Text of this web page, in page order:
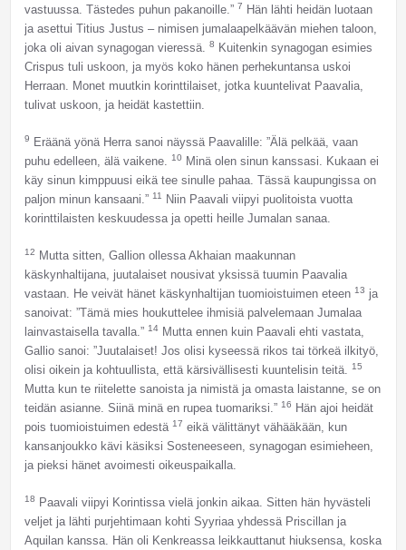
vastuussa. Tästedes puhun pakanoille.” 7
Hän lähti heidän luotaan
ja asettui Titius Justus – nimisen jumalaapelkäävän miehen taloon,
joka oli aivan synagogan vieressä. 8
Kuitenkin synagogan esimies
Crispus tuli uskoon, ja myös koko hänen perhekuntansa uskoi
Herraan. Monet muutkin korinttilaiset, jotka kuuntelivat Paavalia,
tulivat uskoon, ja heidät kastettiin.
9
Eräänä yönä Herra sanoi näyssä Paavalille: ”Älä pelkää, vaan
puhu edelleen, älä vaikene. 10
Minä olen sinun kanssasi. Kukaan ei
käy sinun kimppuusi eikä tee sinulle pahaa. Tässä kaupungissa on
paljon minun kansaani.” 11
Niin Paavali viipyi puolitoista vuotta
korinttilaisten keskuudessa ja opetti heille Jumalan sanaa.
12
Mutta sitten, Gallion ollessa Akhaian maakunnan
käskynhaltijana, juutalaiset nousivat yksissä tuumin Paavalia
vastaan. He veivät hänet käskynhaltijan tuomioistuimen eteen 13 ja
sanoivat: ”Tämä mies houkuttelee ihmisiä palvelemaan Jumalaa
lainvastaisella tavalla.” 14Mutta ennen kuin Paavali ehti vastata,
Gallio sanoi: ”Juutalaiset! Jos olisi kyseessä rikos tai törkeä ilkityö,
olisi oikein ja kohtuullista, että kärsivällisesti kuuntelisin teitä. 15
Mutta kun te riitelette sanoista ja nimistä ja omasta laistanne, se on
teidän asianne. Siinä minä en rupea tuomariksi.” 16
Hän ajoi heidät
pois tuomioistuimen edestä 17 eikä välittänyt vähääkään, kun
kansanjoukko kävi käsiksi Sosteneeseen, synagogan esimieheen,
ja pieksi hänet avoimesti oikeuspaikalla.
18
Paavali viipyi Korintissa vielä jonkin aikaa. Sitten hän hyvästeli
veljet ja lähti purjehtimaan kohti Syyriaa yhdessä Priscillan ja
Aquilan kanssa. Hän oli Kenkreassa leikkauttanut hiuksensa, koska